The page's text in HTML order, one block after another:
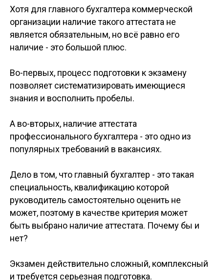
Хотя для главного бухгалтера коммерческой
организации наличие такого аттестата не
является обязательным, но всё равно его
наличие - это большой плюс.
Во-первых, процесс подготовки к экзамену
позволяет систематизировать имеющиеся
знания и восполнить пробелы.
А во-вторых, наличие аттестата
профессионального бухгалтера - это одно из
популярных требований в вакансиях.
Дело в том, что главный бухгалтер - это такая
специальность, квалификацию которой
руководитель самостоятельно оценить не
может, поэтому в качестве критерия может
быть выбрано наличие аттестата. Почему бы и
нет?
Экзамен действительно сложный, комплексный
и требуется серьезная подготовка.